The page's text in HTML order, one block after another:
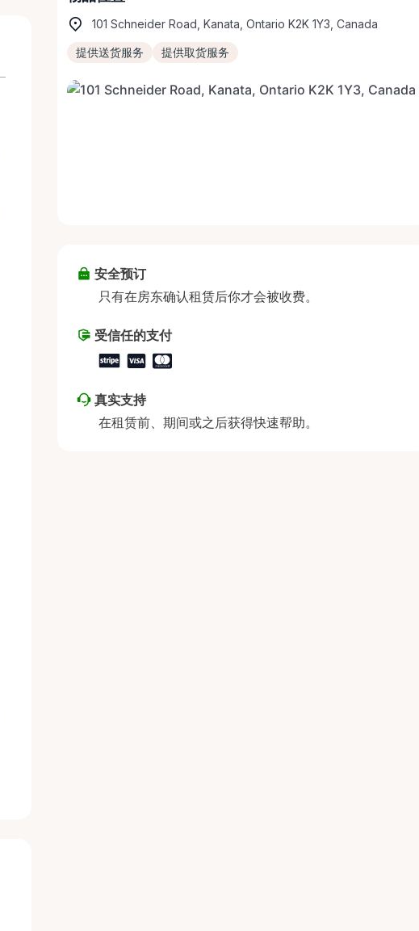
101 Schneider Road, Kanata, Ontario K2K 1Y3, Canada
提供送货服务 提供取货服务
安全预订
只有在房东确认租赁后你才会被收费。
受信任的支付
真实支持
在租赁前、期间或之后获得快速帮助。